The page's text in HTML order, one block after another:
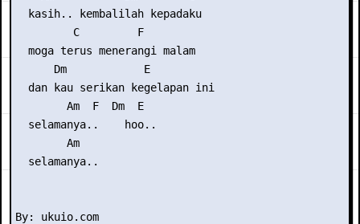
  kasih.. kembalilah kepadaku
         C         F
  moga terus menerangi malam
      Dm            E
  dan kau serikan kegelapan ini
        Am  F  Dm  E
  selamanya..    hoo..
        Am
  selamanya..